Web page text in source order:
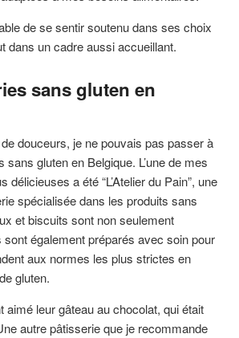
de se sentir soutenu dans ses choix
dans un cadre aussi accueillant.
sans gluten en
de douceurs, je ne pouvais pas passer à
gluten en Belgique. L’une de mes
délicieuses a été “L’Atelier du Pain”, une
spécialisée dans les produits sans
et biscuits sont non seulement
également préparés avec soin pour
aux normes les plus strictes en
gluten.
aimé leur gâteau au chocolat, qui était
autre pâtisserie que je recommande